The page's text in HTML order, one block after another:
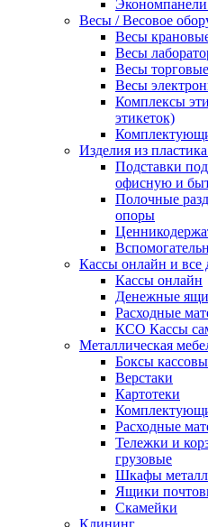
Весы / Весовое
Весы
Весы
Весы торговые
Весы
Комплексы
этикеток)
Изделия из
Подставки
офисную и
Полочные
опоры
Кассы онлайн и все
Кассы онлайн
Денежные
Расходные
КСО Кассы
Металлическая
Боксы
Верстаки
Картотеки
Расходные
Тележки и
грузовые
Шкафы
Ящики
Скамейки
Клининг